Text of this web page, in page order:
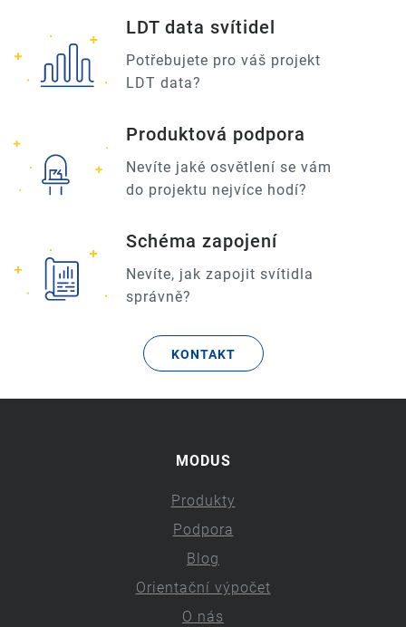
LDT data svítidel
Potřebujete pro váš projekt
LDT data?
Produktová podpora
Nevíte jaké osvětlení se vám
do projektu nejvíce hodí?
Schéma zapojení
Nevíte, jak zapojit svítidla
správně?
KONTAKT
MODUS
Produkty
Podpora
Blog
Orientační výpočet
O nás